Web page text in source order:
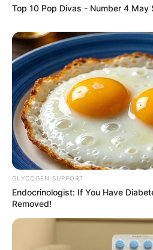
vom gegenüber der Stadt
Fähranleger aus führt ein
größere Karte
Top 10 Pop Divas - Number 4 May
GLYCOGEN SUPPORT
Endocrinologist: If You Have
Removed!